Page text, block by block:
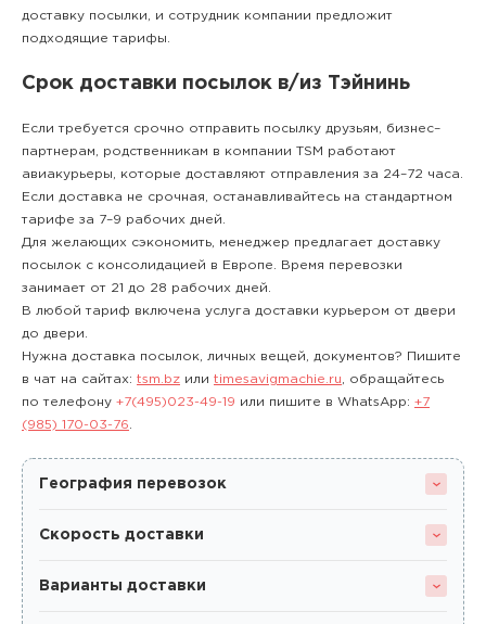
доставку посылки, и сотрудник компании предложит
подходящие тарифы.
Срок доставки посылок в/из Тэйнинь
Если требуется срочно отправить посылку друзьям, бизнес–
партнерам, родственникам в компании TSM работают
авиакурьеры, которые доставляют отправления за 24–72 часа.
Если доставка не срочная, останавливайтесь на стандартном
тарифе за 7–9 рабочих дней.
Для желающих сэкономить, менеджер предлагает доставку
посылок с консолидацией в Европе. Время перевозки
занимает от 21 до 28 рабочих дней.
В любой тариф включена услуга доставки курьером от двери
до двери.
Нужна доставка посылок, личных вещей, документов? Пишите
в чат на сайтах: tsm.bz или timesavigmachie.ru , обращайтесь
по телефону +7(495)023-49-19 или пишите в WhatsApp: +7
(985) 170-03-76
География перевозок
Скорость доставки
Варианты доставки